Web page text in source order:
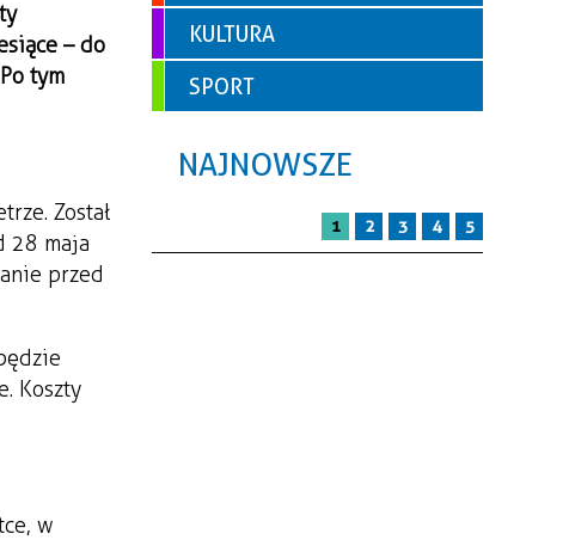
– do
tym
Został
28 maja
przed
Koszty
w
KULTURA
SPORT
NAJNOWSZE
1 2 3 4 5